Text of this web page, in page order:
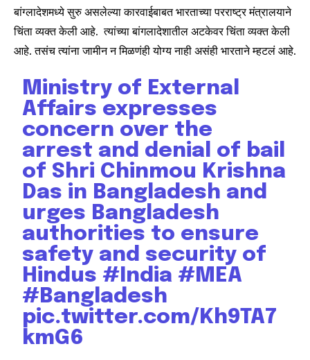
बांग्लादेशमध्ये सुरु असलेल्या कारवाईबाबत भारताच्या परराष्ट्र मंत्रालयाने
चिंता व्यक्त केली आहे. त्यांच्या बांगलादेशातील अटकेवर चिंता व्यक्त केली
आहे. तसंच त्यांना जामीन न मिळणंही योग्य नाही असंही भारताने म्हटलं आहे.
Ministry of External
Affairs expresses
concern over the
arrest and denial of bail
of Shri Chinmou Krishna
Das in Bangladesh and
urges Bangladesh
authorities to ensure
safety and security of
Hindus#India #MEA
#Bangladesh
pic.twitter.com/Kh9TA7
kmG6